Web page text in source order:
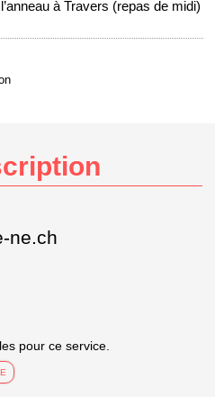
à Travers (repas de midi)
ne.ch
pour ce service.